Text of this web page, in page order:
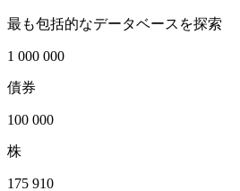
最も包括的なデータベースを探索
1 000 000
債券
100 000
株
175 910